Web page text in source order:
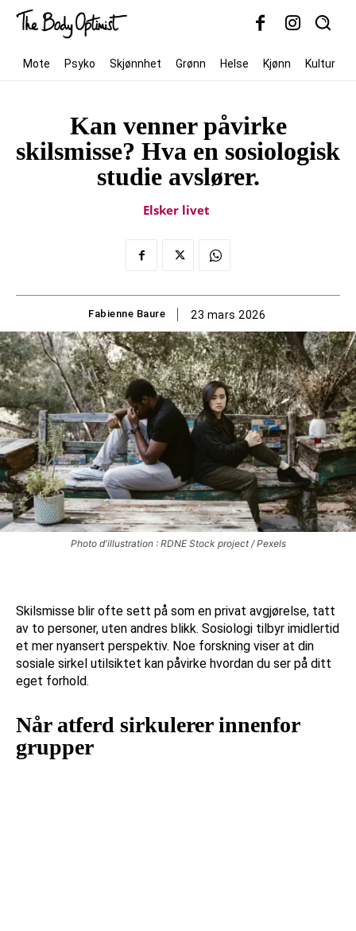
Mote Psyko Skjønnhet Grønn Helse Kjønn Kultur
Kan venner påvirke
skilsmisse? Hva en sosiologisk
studie avslører.
Elsker livet
Fabienne Baure 23 mars 2026
Photo d'illustration : RDNE Stock project / Pexels
Skilsmisse blir ofte sett på som en privat avgjørelse, tatt
av to personer, uten andres blikk. Sosiologi tilbyr imidlertid
et mer nyansert perspektiv. Noe forskning viser at din
sosiale sirkel utilsiktet kan påvirke hvordan du ser på ditt
eget forhold.
Når atferd sirkulerer innenfor
grupper